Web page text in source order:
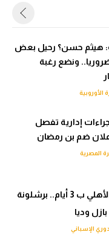
هيثم حسن؟ رحيل بعض
ونضع رغبة
الأوروبية
إدارية تفصل
ضم بن رمضان
المصرية
قبل الأهلي ب 3 أيام.. برشلونة
وديا
الإسباني